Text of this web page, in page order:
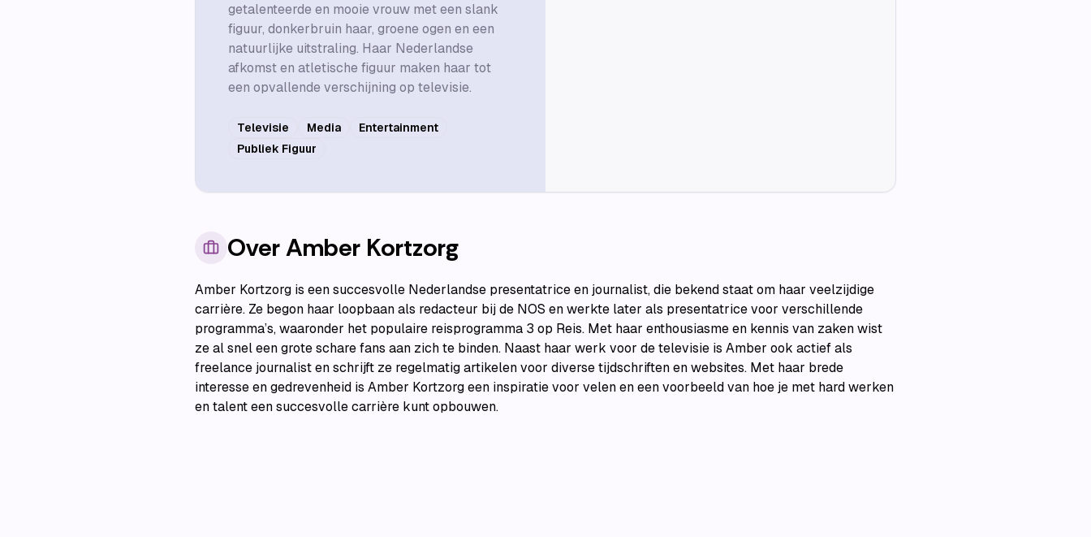
getalenteerde en mooie vrouw met een slank
figuur, donkerbruin haar, groene ogen en een
natuurlijke uitstraling. Haar Nederlandse
afkomst en atletische figuur maken haar tot
een opvallende verschijning op televisie.
Televisie Media
Entertainment
Publiek Figuur
OverAmber Kortzorg
Amber Kortzorg is een succesvolle Nederlandse presentatrice en journalist, die bekend staat om haar veelzijdige
carrière. Ze begon haar loopbaan als redacteur bij de NOS en werkte later als presentatrice voor verschillende
programma’s, waaronder het populaire reisprogramma 3 op Reis. Met haar enthousiasme en kennis van zaken wist
ze al snel een grote schare fans aan zich te binden. Naast haar werk voor de televisie is Amber ook actief als
freelance journalist en schrijft ze regelmatig artikelen voor diverse tijdschriften en websites. Met haar brede
interesse en gedrevenheid is Amber Kortzorg een inspiratie voor velen en een voorbeeld van hoe je met hard werken
en talent een succesvolle carrière kunt opbouwen.